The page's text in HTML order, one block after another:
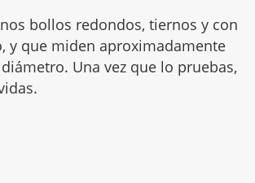
bollos redondos, tiernos y con
y que miden aproximadamente
Una vez que lo pruebas,